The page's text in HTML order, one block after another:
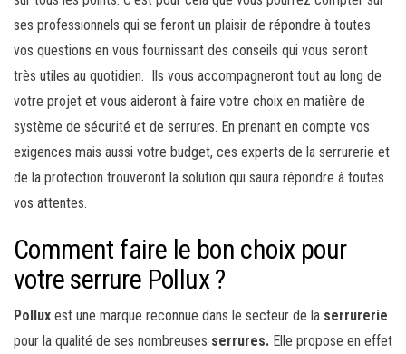
ses professionnels qui se feront un plaisir de répondre à toutes
vos questions en vous fournissant des conseils qui vous seront
très utiles au quotidien. Ils vous accompagneront tout au long de
votre projet et vous aideront à faire votre choix en matière de
système de sécurité et de serrures. En prenant en compte vos
exigences mais aussi votre budget, ces experts de la serrurerie et
de la protection trouveront la solution qui saura répondre à toutes
vos attentes.
Comment faire le bon choix pour
votre serrure Pollux ?
Pollux est une marque reconnue dans le secteur de la serrurerie
pour la qualité de ses nombreuses serrures. Elle propose en effet